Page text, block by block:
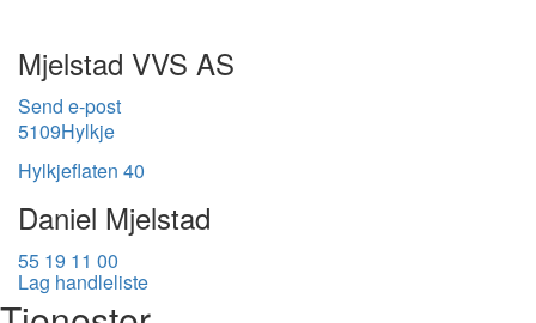
Mjelstad VVS AS
Send e-post
5109Hylkje
Hylkjeflaten 40
Daniel Mjelstad
55 19 11 00
Lag handleliste